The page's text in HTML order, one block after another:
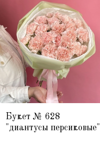
Букет № 628
"диантусы персиковые"